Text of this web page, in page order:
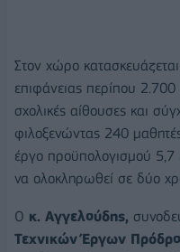
Στον χώρο κατασκευάζεται
επιφάνειας περίπου
σχολικές αίθουσες και
φιλοξενώντας 240
έργο προϋπολογισμού 5,7
να ολοκληρωθεί σε δύο
Ο κ. Αγγελούδης,
Τεχνικών Έργων